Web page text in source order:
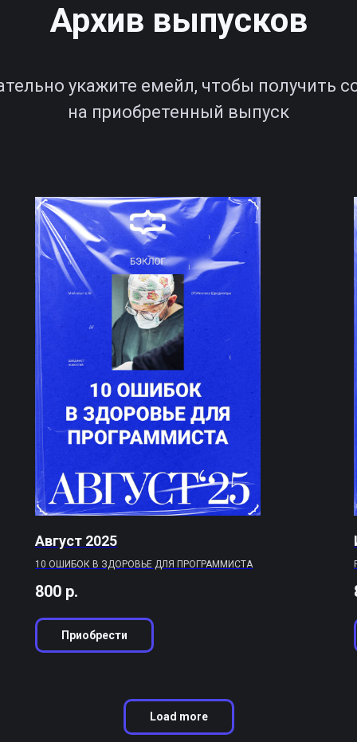
Архив выпусков
укажите емейл, чтобы получить
на приобретенный выпуск
Август 2025
10 ОШИБОК В ЗДОРОВЬЕ ДЛЯ ПРОГРАММИСТА
800 р.
Приобрести
Load more